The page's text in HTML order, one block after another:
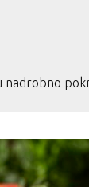
nadrobno